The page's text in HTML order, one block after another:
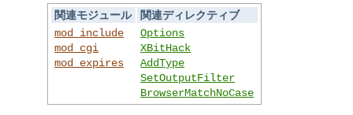
関連モジュール
関連ディレクティブ
mod_include
mod_cgi
mod_expires
Options
XBitHack
AddType
SetOutputFilter
BrowserMatchNoCase